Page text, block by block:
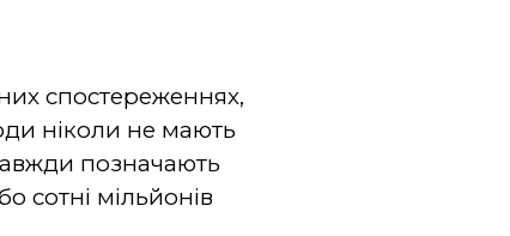
спостереженнях,
ніколи не мають
позначають
сотні мільйонів